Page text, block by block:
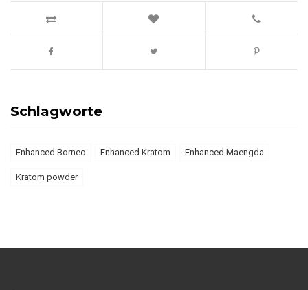
Schlagworte
Enhanced Borneo Enhanced Kratom Enhanced Maengda
Kratom powder